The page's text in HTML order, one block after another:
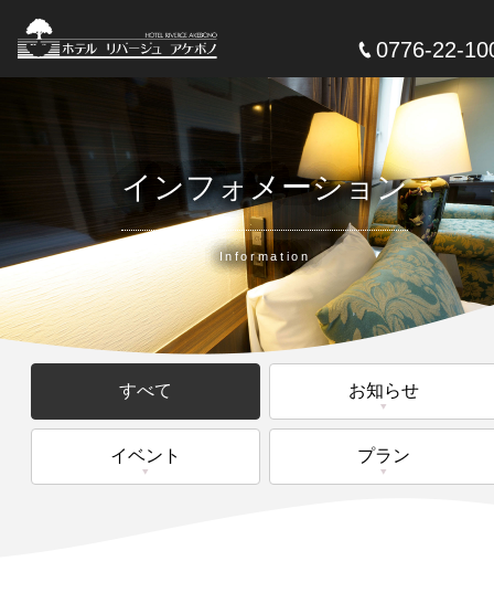
0776-22-
インフォメーション
Information
すべて お知らせ
イベント プラン